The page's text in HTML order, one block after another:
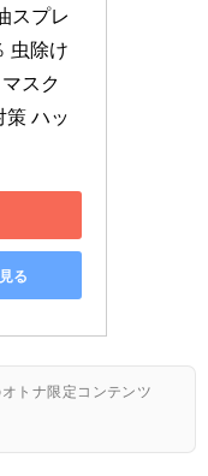
スプレ
虫除け
スク
策 ハッ
る
トナ限定コンテンツ